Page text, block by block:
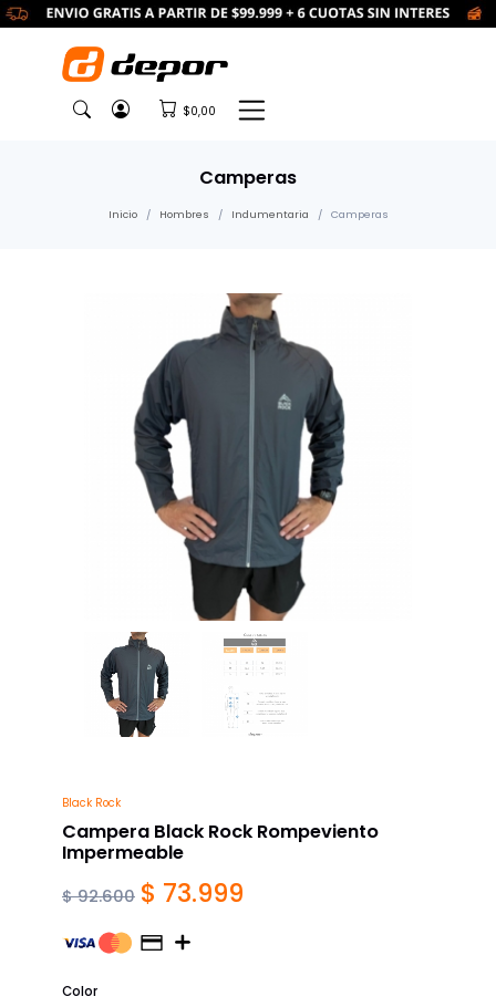
$0,00
Camperas
Inicio Hombres Indumentaria Camperas
Black Rock
Campera Black Rock Rompeviento
Impermeable
$ 92.600 $ 73.999
Color